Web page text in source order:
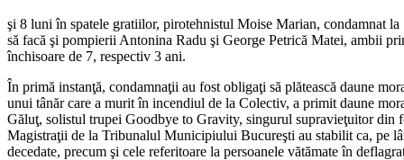
şi 8 luni în spatele gratiilor, pirotehnistul Moise Marian, condamnat
să facă şi pompierii Antonina Radu şi George Petrică Matei, ambii
închisoare de 7, respectiv 3 ani.
În primă instanţă, condamnaţii au fost obligaţi să plătească daune
unui tânăr care a murit în incendiul de la Colectiv, a primit daune
Găluţ, solistul trupei Goodbye to Gravity, singurul supravieţuitor din
Magistraţii de la Tribunalul Municipiului Bucureşti au stabilit ca, pe
decedate, precum şi cele referitoare la persoanele vătămate în